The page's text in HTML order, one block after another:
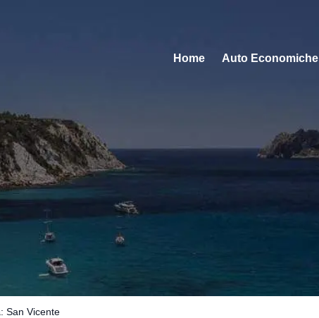
Home Auto Economiche
San Vicente